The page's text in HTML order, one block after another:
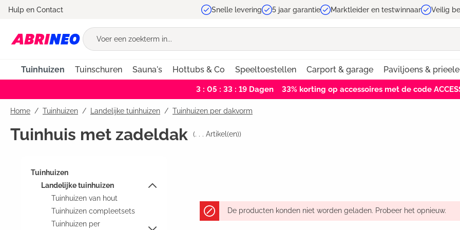
Ga naar de hoofdnavigatie
Hulp en Contact Snelle levering 5 jaar garantie Marktleider en testwinnaar Veilig
Tuinhuizen Tuinschuren Sauna's Hottubs & Co Speeltoestellen Carport & garage Paviljoens &
3 : 05 : 33 : 18Dagen 33% korting op accessoires met de code
Home Tuinhuizen / Landelijke tuinhuizen / Tuinhuizen per dakvorm
Tuinhuis met zadeldak (. . . Artikel(en))
Tuinhuizen
Landelijke tuinhuizen
Tuinhuizen van hout
Tuinhuizen compleetsets
Tuinhuizen per
De producten konden niet worden geladen. Probeer het opnieuw.